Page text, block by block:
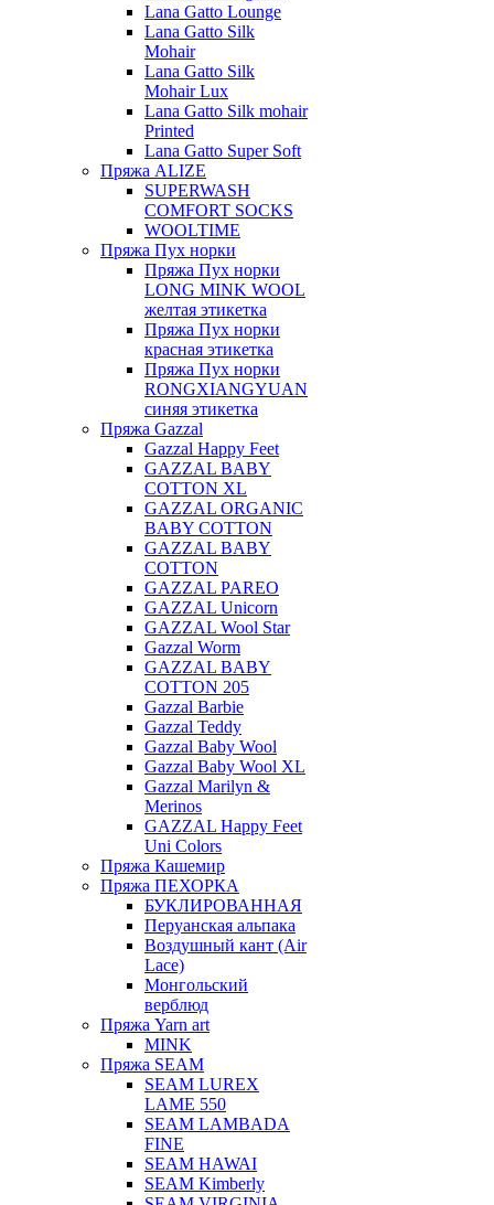
Lana Gatto Lounge
Lana Gatto Silk
Mohair
Lana Gatto Silk
Mohair Lux
Lana Gatto Silk mohair
Printed
Lana Gatto Super Soft
Пряжа ALIZE
SUPERWASH
COMFORT SOCKS
WOOLTIME
Пряжа Пух норки
Пряжа Пух норки
LONG MINK WOOL
желтая этикетка
Пряжа Пух норки
красная этикетка
Пряжа Пух норки
RONGXIANGYUAN
синяя этикетка
Пряжа Gazzal
Gazzal Happy Feet
GAZZAL BABY
COTTON XL
GAZZAL ORGANIC
BABY COTTON
GAZZAL BABY
COTTON
GAZZAL PAREO
GAZZAL Unicorn
GAZZAL Wool Star
Gazzal Worm
GAZZAL BABY
COTTON 205
Gazzal Barbie
Gazzal Teddy
Gazzal Baby Wool
Gazzal Baby Wool XL
Gazzal Marilyn &
Merinos
GAZZAL Happy Feet
Uni Colors
Пряжа Кашемир
Пряжа ПЕХОРКА
БУКЛИРОВАННАЯ
Перуанская альпака
Воздушный кант (Air
Lace)
Монгольский
верблюд
Пряжа Yarn art
MINK
Пряжа SEAM
SEAM LUREX
LAME 550
SEAM LAMBADA
FINE
SEAM HAWAI
SEAM Kimberly